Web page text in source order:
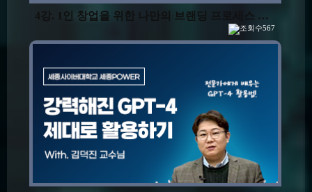
4강. 1인 창업을 위한 나만의 브랜딩 프로세스 설계
567